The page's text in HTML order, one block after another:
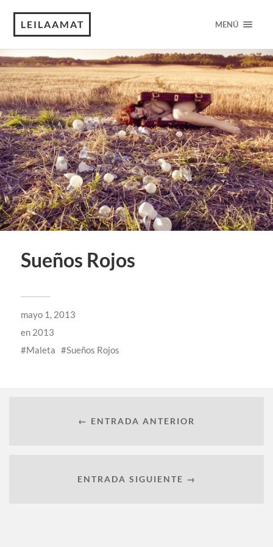
LEILAAMAT MENÚ
Sueños Rojos
mayo 1, 2013
en 2013
Maleta
Sueños Rojos
← ENTRADA ANTERIOR
ENTRADA SIGUIENTE →